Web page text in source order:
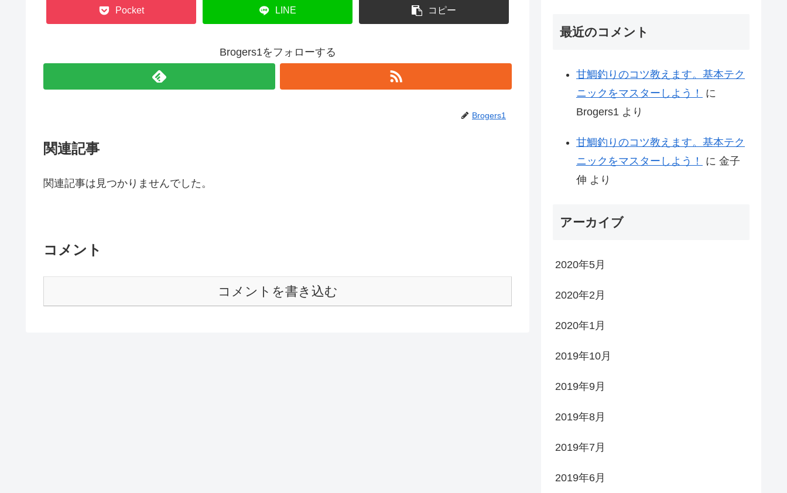
Pocket LINE コピー
Brogers1をフォローする
Brogers1
関連記事
関連記事は見つかりませんでした。
コメント
コメントを書き込む
最近のコメント
甘鯛釣りのコツ教えます。基本テク
ニックをマスターしよう！
に
Brogers1 より
甘鯛釣りのコツ教えます。基本テク
ニックをマスターしよう！
に 金子
伸 より
アーカイブ
2020年5月
2020年2月
2020年1月
2019年10月
2019年9月
2019年8月
2019年7月
2019年6月